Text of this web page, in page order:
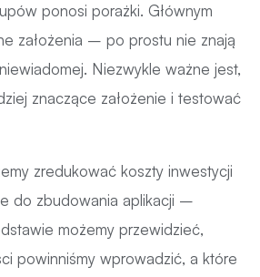
ponosi porażki. Głównym
założenia – po prostu nie znają
Niezwykle ważne jest,
znaczące założenie i testować
zredukować koszty inwestycji
do zbudowania aplikacji –
możemy przewidzieć,
powinniśmy wprowadzić, a które